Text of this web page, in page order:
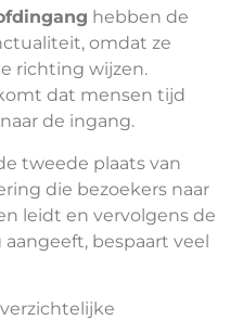
hebben de
omdat ze
richting wijzen.
dat mensen tijd
de ingang.
tweede plaats van
die bezoekers naar
leidt en vervolgens de
bespaart veel